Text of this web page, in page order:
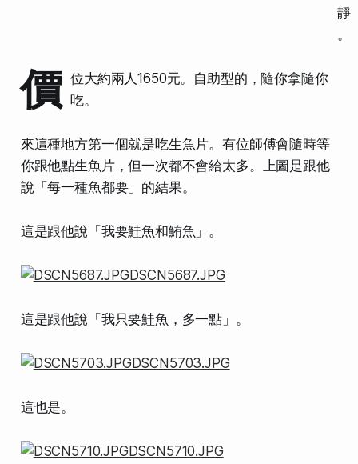
靜
。
價 位大約兩人1650元。自助型的，隨你拿隨你
吃。
來這種地方第一個就是吃生魚片。有位師傅會隨時等
你跟他點生魚片，但一次都不會給太多。上圖是跟他
說「每一種魚都要」的結果。
這是跟他說「我要鮭魚和鮪魚」。
這是跟他說「我只要鮭魚，多一點」。
這也是。